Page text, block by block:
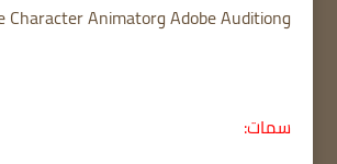
وAdobe Audition وAdobe Character Animator.
سمات: